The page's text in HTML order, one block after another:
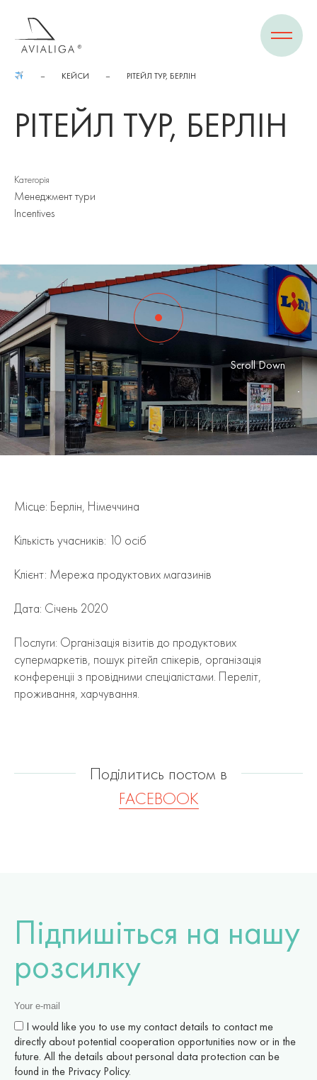
КЕЙСИ РІТЕЙЛ ТУР, БЕРЛІН
РІТЕЙЛ ТУР, БЕРЛІН
Категорія
Менеджмент тури
Incentives
Scroll Down
Місце: Берлiн, Нiмеччина
Кількість учасників: 10 осіб
Клієнт: Мережа продуктових магазинiв
Дата: Сiчень 2020
Послуги: Органiзацiя вiзитiв до продуктових
супермаркетiв, пошук рiтейл спiкерiв, органiзацiя
конференцii з провiдними спецiалiстами. Перелiт,
проживання, харчування.
Поділитись постом в
FACEBOOK
Підпишіться на нашу
розсилку
I would like you to use my contact details to contact me
directly about potential cooperation opportunities now or in the
future. All the details about personal data protection can be
found in the Privacy Policy.